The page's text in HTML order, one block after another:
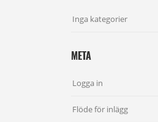
Inga kategorier
META
Logga in
Flöde för inlägg